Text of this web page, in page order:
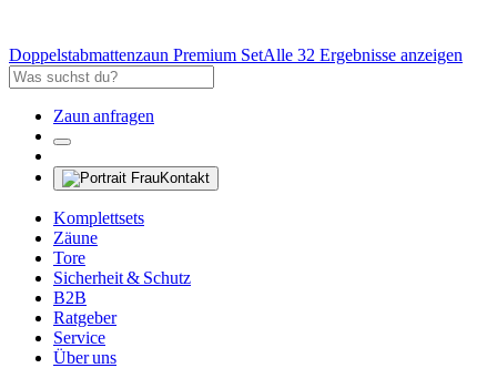
Doppelstabmattenzaun Premium SetAlle 32 Ergebnisse anzeigen
Zaun anfragen
Kontakt
Komplettsets
Zäune
Tore
Sicherheit & Schutz
B2B
Ratgeber
Service
Über uns